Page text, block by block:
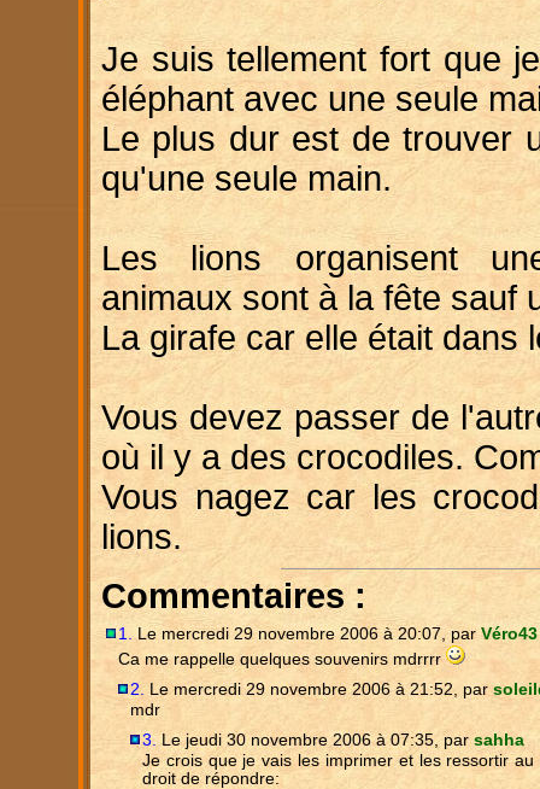
Je suis tellement fort que
éléphant avec une seule
Le plus dur est de trouver
qu'une seule main.
Les lions organisent
animaux sont à la fête sauf
La girafe car elle était dans
Vous devez passer de
où il y a des crocodiles.
Vous nagez car les
lions.
Commentaires :
1. Le mercredi 29 novembre 2006 à 20:07, parVéro43
Ca me rappelle quelques souvenirs mdrrrr
2.
Le mercredi 29 novembre 2006 à 21:52, par
mdr
3. Le jeudi 30 novembre 2006 à 07:35, par sahha
Je crois que je vais les imprimer et les ressortir
droit de répondre: